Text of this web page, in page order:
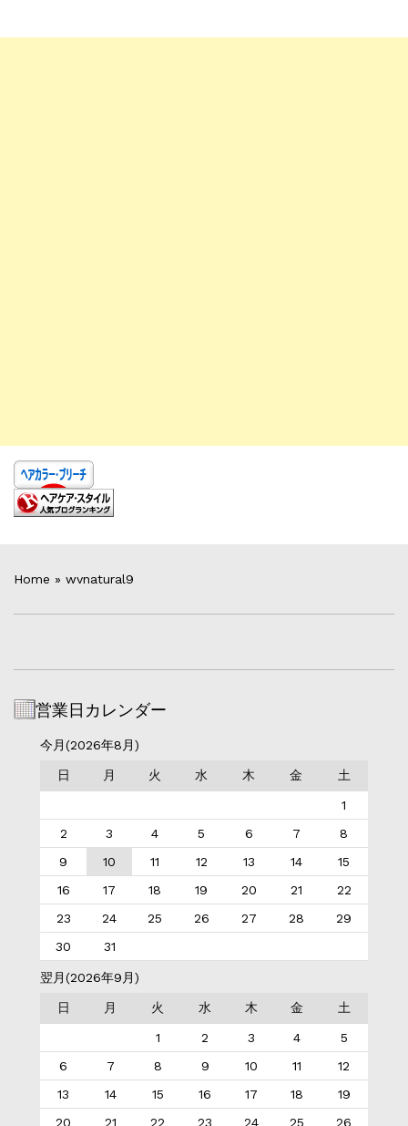
Home » wvnatural9
営業日カレンダー
今月(2026年8月)
日 月 火 水 木 金 土
1
2
3 4 5 6 7
8
9
10 11 12 13 14
15
16
17 18 19 20 21
22
23
24 25 26 27 28
29
30
31
翌月(2026年9月)
日 月 火 水 木 金 土
1 2 3 4
5
6
7 8 9 10 11
12
13
14 15 16 17 18
19
20
21 22 23 24 25 26